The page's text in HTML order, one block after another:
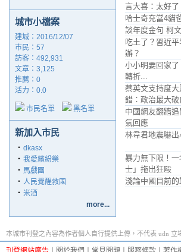
城市小檔案
建城：2016/12/07
市民：57
訪客：492,931
文章：3,125
推薦： 0
活力：0.0
市民名單 黑名單
新加入市民
‧ dkasx
‧ 我愛繽紛樂
‧ 馬戲團
‧ 人民覺醒救國
‧ 米酒
more...
言大喜：太好了
哈士奇充當4貓
談年度金句 柯
吃土了？習近
辦？
小小明要回家
轉折...
蔡英文支持度
錯：政治最大破
中國網友翻牆
氣回應
林韋君地震嚇
暴力無下限！
士」拖出狂毆
淺論中國目前的
本城市刊登之內容為作者個人自行提供上傳，不代表 udn 立